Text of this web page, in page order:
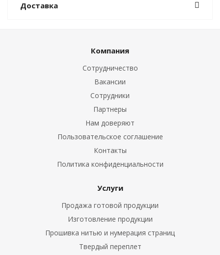
Доставка
Компания
Сотрудничество
Вакансии
Сотрудники
Партнеры
Нам доверяют
Пользовательское соглашение
Контакты
Политика конфиденциальности
Услуги
Продажа готовой продукции
Изготовление продукции
Прошивка нитью и нумерация страниц
Твердый переплет